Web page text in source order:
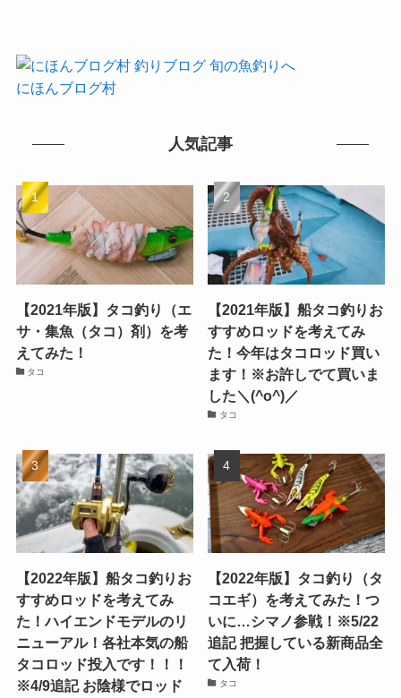
にほんブログ村
人気記事
【2021年版】タコ釣り（エ
サ・集魚（タコ）剤）を考
えてみた！
タコ
【2021年版】船タコ釣りお
すすめロッドを考えてみ
た！今年はタコロッド買い
ます！※お許しでて買いま
した＼(^o^)／
タコ
【2022年版】船タコ釣りお
すすめロッドを考えてみ
た！ハイエンドモデルのリ
ニューアル！各社本気の船
タコロッド投入です！！！
※4/9追記 お陰様でロッド
【2022年版】タコ釣り（タ
コエギ）を考えてみた！つ
いに…シマノ参戦！※5/22
追記 把握している新商品全
て入荷！
タコ